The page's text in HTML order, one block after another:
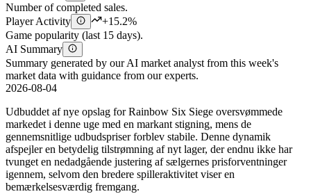
Number of completed sales.
Player Activity
+15.2%
Game popularity (last 15 days).
AI Summary
Summary generated by our AI market analyst from this week's
market data with guidance from our experts.
2026-08-04
Udbuddet af nye opslag for Rainbow Six Siege oversvømmede
markedet i denne uge med en markant stigning, mens de
gennemsnitlige udbudspriser forblev stabile. Denne dynamik
afspejler en betydelig tilstrømning af nyt lager, der endnu ikke har
tvunget en nedadgående justering af sælgernes prisforventninger
igennem, selvom den bredere spilleraktivitet viser en
bemærkelsesværdig fremgang.